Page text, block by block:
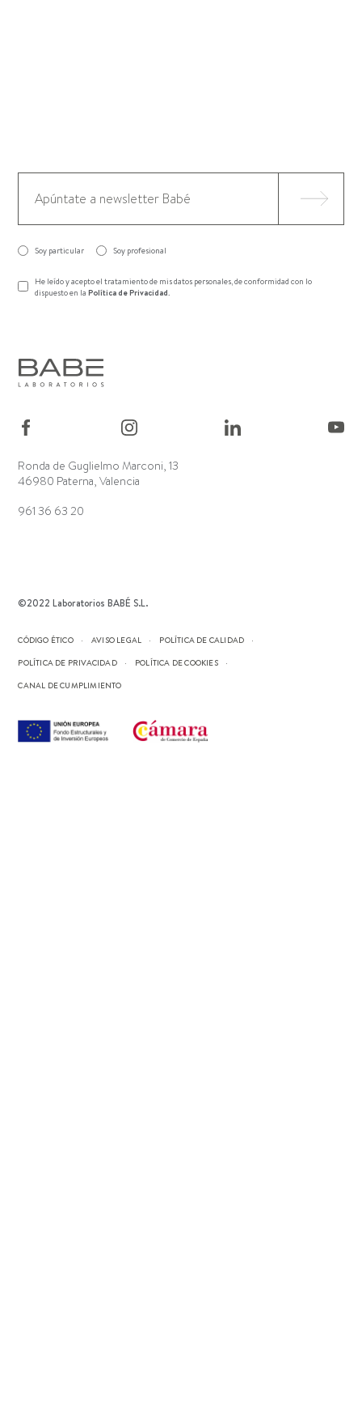
Soy particular Soy profesional
He leído y acepto el tratamiento de mis datos personales, de conformidad con lo
dispuesto en laPolítica de Privacidad.
Ronda de Guglielmo Marconi, 13
46980 Paterna, Valencia
961 36 63 20
©2022 Laboratorios BABÉ S.L.
CÓDIGO ÉTICO AVISO LEGAL
POLÍTICA DE CALIDAD
POLÍTICA DE PRIVACIDAD
POLÍTICA DE COOKIES
CANAL DE CUMPLIMIENTO